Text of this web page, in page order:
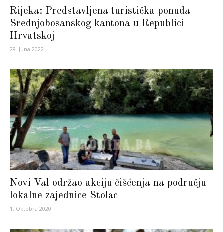
Rijeka: Predstavljena turistička ponuda
Srednjobosanskog kantona u Republici
Hrvatskoj
28. Juna 2022.
Novi Val održao akciju čišćenja na području
lokalne zajednice Stolac
1. Oktobra 2020.